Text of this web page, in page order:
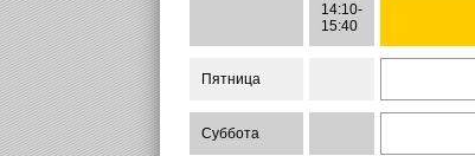
14:10-
15:40
Пятница
Суббота